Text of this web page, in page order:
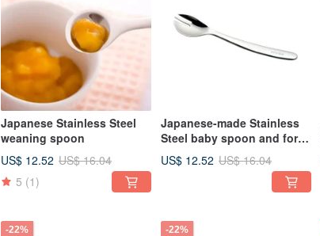
Japanese Stainless Steel
weaning spoon
US$ 12.52 US$ 16.04
5 (1)
Japanese-made Stainless
Steel baby spoon and fork
(optional for left/right
hand)
US$ 12.52 US$ 16.04
-22% -22%